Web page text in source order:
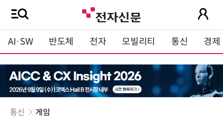
AI·SW 반도체 전자 모빌리티 통신 경제
통신 게임